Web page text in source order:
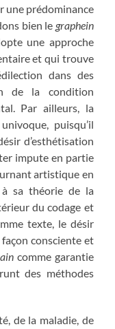
une prédominance
bien le graphein
une approche
et qui trouve
dans des
de la condition
Par ailleurs, la
puisqu’il
d’esthétisation
impute en partie
artistique en
sa théorie de la
du codage et
texte, le désir
façon consciente et
comme garantie
des méthodes
de la maladie, de